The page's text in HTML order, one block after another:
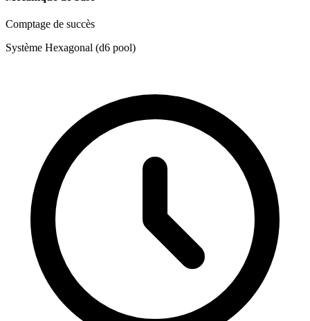
Comptage de succès
Système Hexagonal (d6 pool)